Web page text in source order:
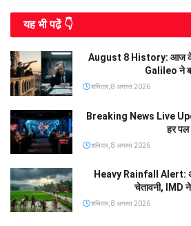
यह भी पढे़ं 👇
August 8 History: आज के
Galileo ने
शनिवार, 8 अगस्त 2026
Breaking News Live
हर
शनिवार, 8 अगस्त 2026
Heavy Rainfall Alert:
चेतावनी, IMD ने
शनिवार, 8 अगस्त 2026